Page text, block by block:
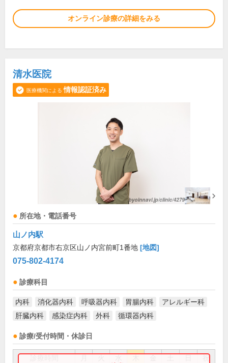
オンライン診療の詳細をみる
清水医院
医療機関による 情報認証済み
所在地・電話番号
山ノ内駅
京都府京都市右京区山ノ内宮前町1番地 [地図]
075-802-4174
診療科目
内科 消化器内科 呼吸器内科 胃腸内科
アレルギー科
肝臓内科
感染症内科 外科 循環器内科
診療/受付時間・休診日
祝